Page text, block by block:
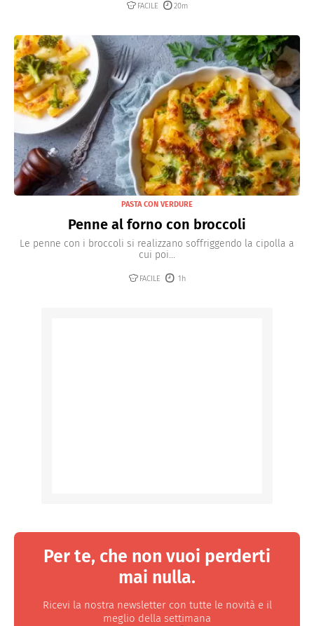
FACILE 20m
PASTA CON VERDURE
Penne al forno con broccoli
Le penne con i broccoli si realizzano soffriggendo la cipolla a
cui poi...
FACILE 1h
Per te, che non vuoi perderti
mai nulla.
Ricevi la nostra newsletter con tutte le novità e il
meglio della settimana